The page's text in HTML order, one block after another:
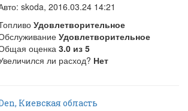
skoda, 2016.03.24 14:21
Удовлетворительное
Удовлетворительное
оценка3.0 из 5
ли расход? Нет
Киевская область